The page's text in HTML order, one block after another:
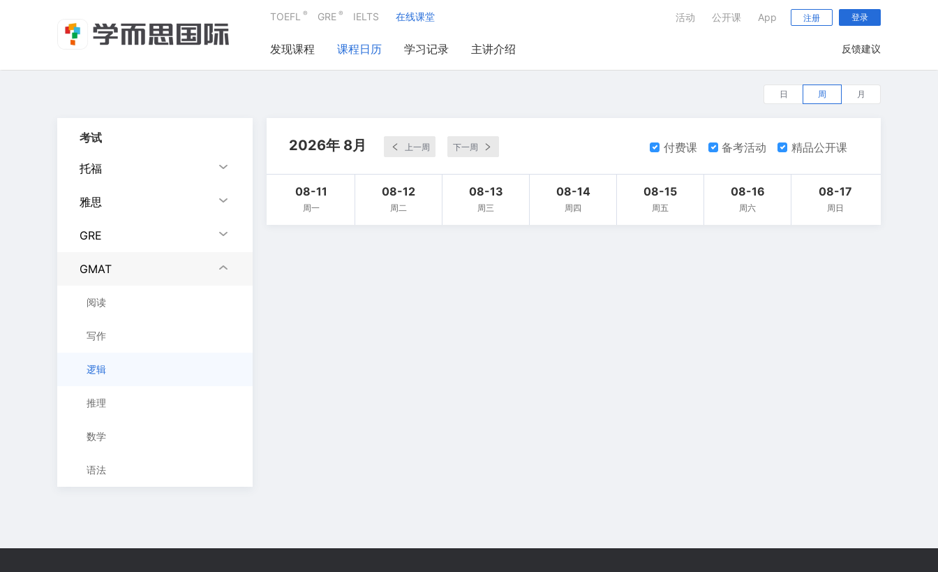
TOEFL ® GRE ® IELTS 在线课堂 注册 登录
活动 公开课 App
发现课程 课程日历 学习记录 主讲介绍 反馈建议
日 周 月
考试
托福
雅思
GRE
GMAT
阅读
写作
逻辑
推理
数学
语法
付费课 备考活动 精品公开课
2026年 8月 上一周 下一周
08-11
周一
08-12
周二
08-13
周三
08-14
周四
08-15
周五
08-16
周六
08-17
周日